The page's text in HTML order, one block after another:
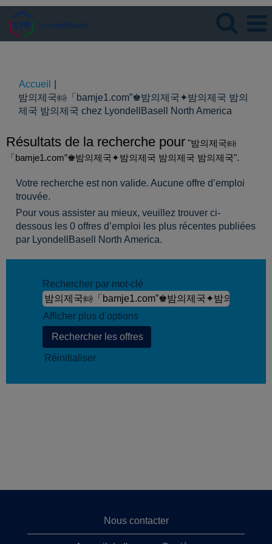
Accueil
밤의제국㈙「bamje1.com”♚밤의제국✦밤의제국 밤의
제국 밤의제국 chez LyondellBasell North America
Résultats de la recherche pour "밤의제국㈙
「bamje1.com”♚밤의제국✦밤의제국 밤의제국 밤의제국".
Votre recherche est non valide. Aucune offre d’emploi
trouvée.
Pour vous assister au mieux, veuillez trouver ci-
dessous les 0 offres d’emploi les plus récentes publiées
par LyondellBasell North America.
Rechercher par mot-clé
Afficher plus d’options
Réinitialiser
Nous contacter